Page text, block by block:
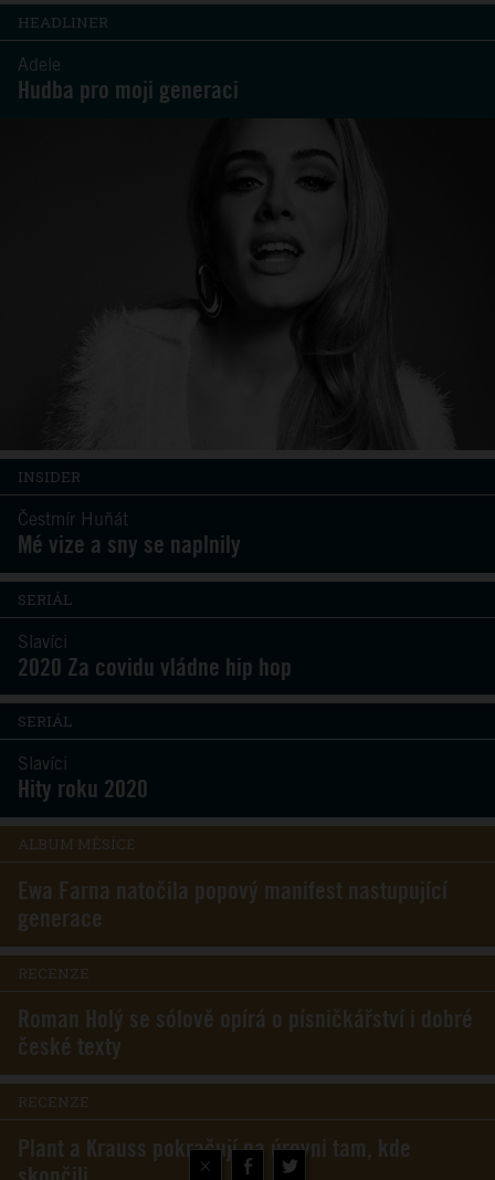
×
HEADLINER
Adele
Hudba pro moji generaci
INSIDER
Čestmír Huňát
Mé vize a sny se naplnily
SERIÁL
Slavíci
2020 Za covidu vládne hip hop
SERIÁL
Slavíci
Hity roku 2020
ALBUM MĚSÍCE
Ewa Farna natočila popový manifest nastupující
generace
RECENZE
Roman Holý se sólově opírá o písničkářství i dobré
české texty
RECENZE
Plant a Krauss pokračují na úrovni tam, kde